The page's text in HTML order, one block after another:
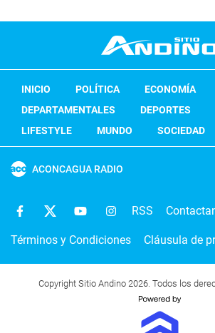
INICIO POLÍTICA ECONOMÍA
DEPARTAMENTALES
DEPORTES
LIFESTYLE
MUNDO SOCIEDAD
ACONCAGUA RADIO
RSS
Términos y Condiciones Cláusula de
Copyright Sitio Andino 2026. Todos los